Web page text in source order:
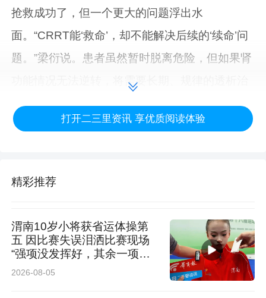
抢救成功了，但一个更大的问题浮出水
面。“CRRT能‘救命’，却不能解决后续的‘续命’问
题。”梁衍说。患者虽然暂时脱离危险，但如果肾
功能情况无法逆转，将需要长期、规律的透析治
疗——而这恰恰是当地医疗服务体系中缺失的一
环。
没有血液净化中心，重症患者救治即便能成功一
在阿里地区地委行署及卫生健康委等部门的支持
下，血液净化中心的建设工作紧锣密鼓地展开。
2025年9月底，梁衍展开密集调研：跑卫生健
打开二三里资讯 享优质阅读体验
精彩推荐
渭南10岁小将获省运体操第
五 因比赛失误泪洒比赛现场
“强项没发挥好，其余一项比
一项高”
2026-08-05